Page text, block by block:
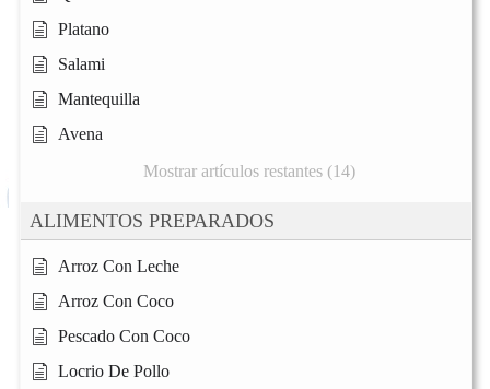
Platano
Salami
Mantequilla
Avena
Mostrar artículos restantes (14)
ALIMENTOS PREPARADOS
Arroz Con Leche
Arroz Con Coco
Pescado Con Coco
Locrio De Pollo